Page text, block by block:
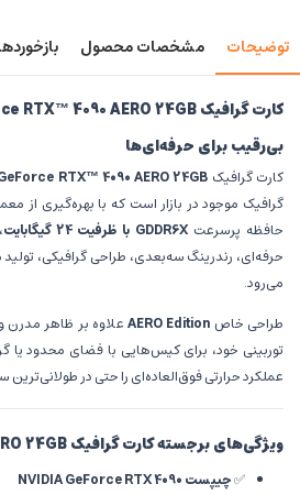
توضیحات مشخصات محصول
بی‌رقیب برای حرفه‌ای‌ها
کارت گرافیک RTX™ 4090 AERO 24GB
گرافیک موجود در بازار است که با بهره‌گیری از
حافظه‌ پرسرعت GDDR6X با ظرفیت 24 گیگابایت
حرفه‌ای، رندرینگ سه‌بعدی، طراحی گرافیکی،
می‌رود.
طراحی خاص AERO Editionعلاوه بر ظاهر
توربینی خود، برای کیس‌هایی با فضای محدود
عملکرد حرارتی فوق‌العاده‌ای را حتی در
ویژگی‌های برجسته کارت گرافیک RTX 4090 AERO 24GB
✅چیپست NVIDIA GeForce RTX 4090